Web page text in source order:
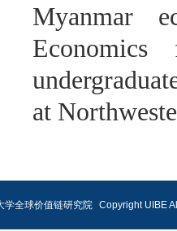
Myanmar
at
学全球价值链研究院 Copyright UIBE